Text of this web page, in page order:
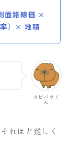
面路線価 ×
）× 地積
カピバラく
ん
れほど難しく